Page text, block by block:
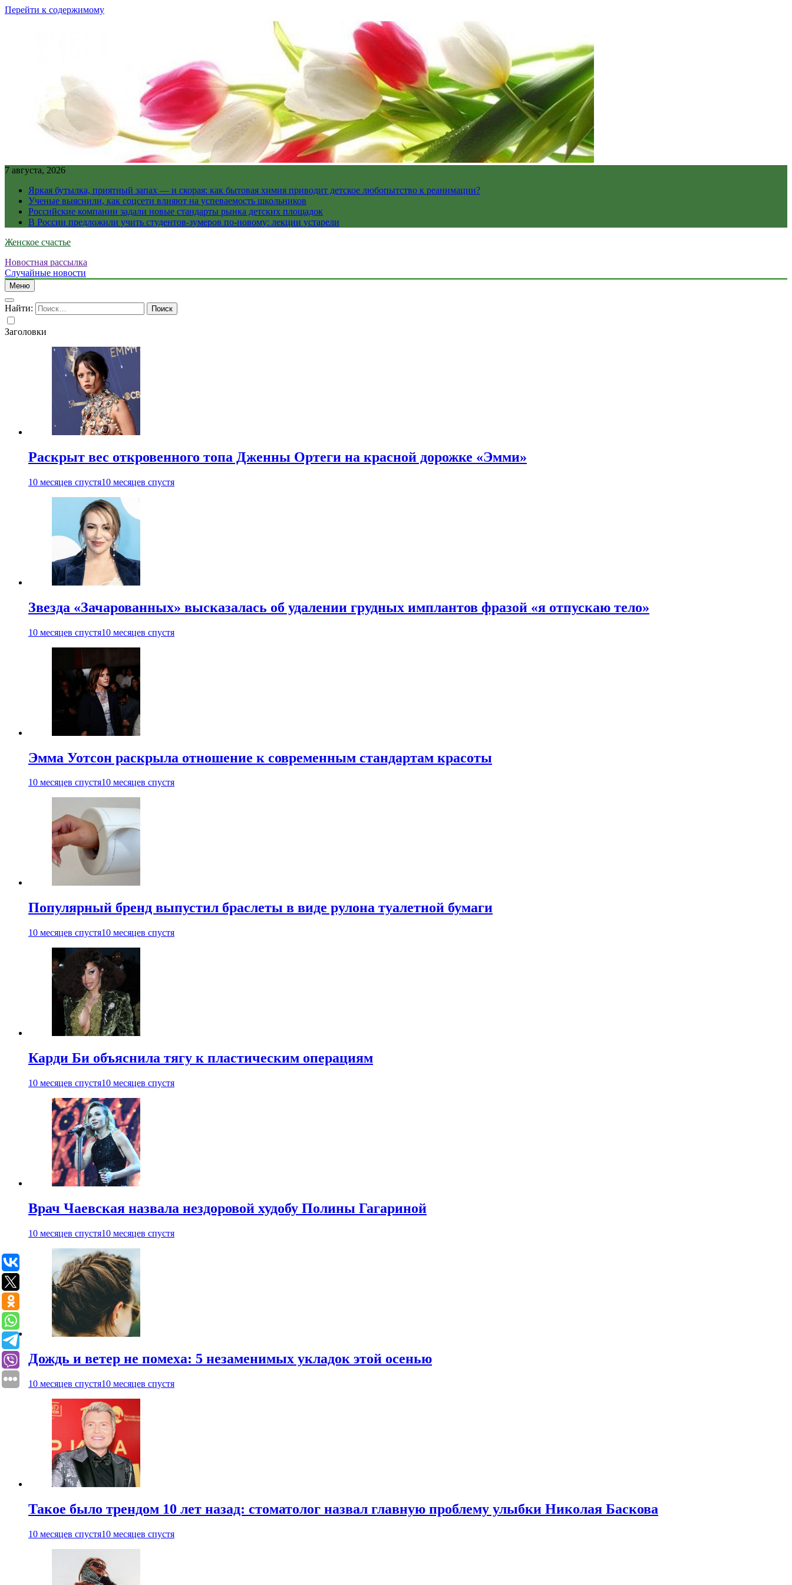
Перейти к содержимому
7 августа, 2026
Яркая бутылка, приятный запах — и скорая: как бытовая химия приводит детское любопытство к реанимации?
Ученые выяснили, как соцсети влияют на успеваемость школьников
Российские компании задали новые стандарты рынка детских площадок
В России предложили учить студентов-зумеров по-новому: лекции устарели
Женское счастье
Новостная рассылка
Случайные новости
Меню
Найти:
Заголовки
Раскрыт вес откровенного топа Дженны Ортеги на красной дорожке «Эмми»
10 месяцев спустя10 месяцев спустя
Звезда «Зачарованных» высказалась об удалении грудных имплантов фразой «я отпускаю тело»
10 месяцев спустя10 месяцев спустя
Эмма Уотсон раскрыла отношение к современным стандартам красоты
10 месяцев спустя10 месяцев спустя
Популярный бренд выпустил браслеты в виде рулона туалетной бумаги
10 месяцев спустя10 месяцев спустя
Карди Би объяснила тягу к пластическим операциям
10 месяцев спустя10 месяцев спустя
Врач Чаевская назвала нездоровой худобу Полины Гагариной
10 месяцев спустя10 месяцев спустя
Дождь и ветер не помеха: 5 незаменимых укладок этой осенью
10 месяцев спустя10 месяцев спустя
Такое было трендом 10 лет назад: стоматолог назвал главную проблему улыбки Николая Баскова
10 месяцев спустя10 месяцев спустя